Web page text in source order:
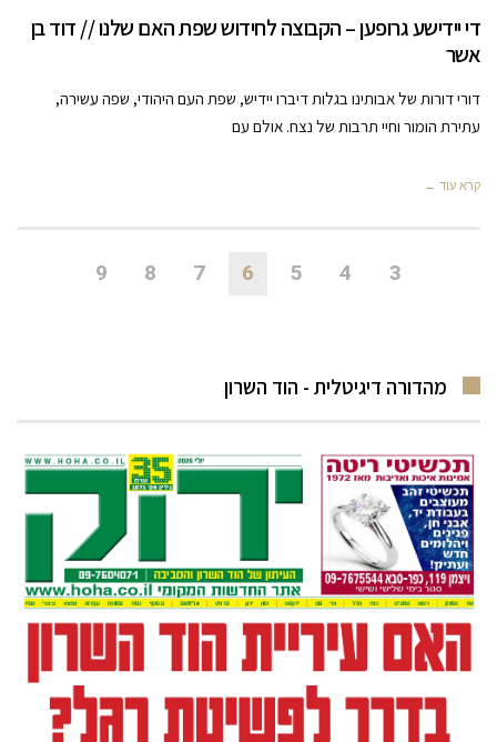
די יידישע גרופען – הקבוצה לחידוש שפת האם שלנו // דוד בן
אשר
דורי דורות של אבותינו בגלות דיברו יידיש, שפת העם היהודי, שפה עשירה,
עתירת הומור וחיי תרבות של נצח. אולם עם
קרא עוד ←
3
4
5
6
7
8
9
מהדורה דיגיטלית - הוד השרון